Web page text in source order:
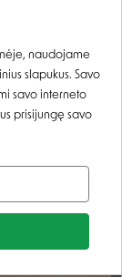
naudojame
slapukus. Savo
savo interneto
prisijungę savo